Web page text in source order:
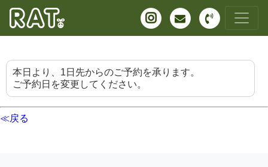
本日より、1日先からのご予約を承ります。
ご予約日を変更してください。
≪戻る